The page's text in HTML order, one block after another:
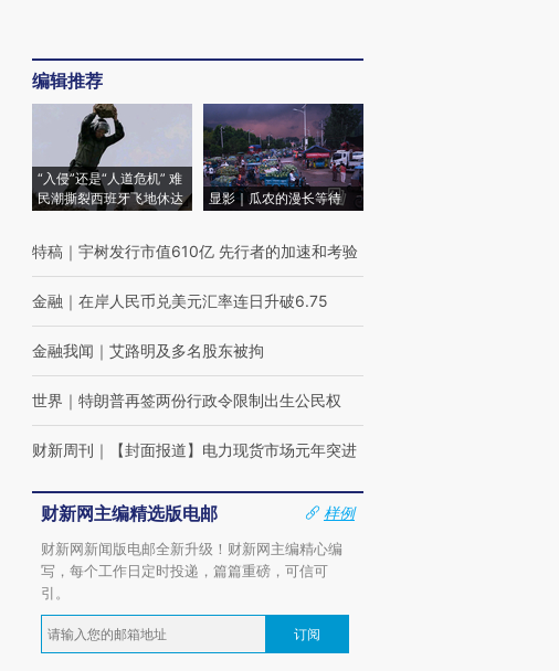
编辑推荐
“入侵”还是“人道危机” 难
民潮撕裂西班牙飞地休达
显影｜瓜农的漫长等待
特稿 ｜ 宇树发行市值610亿 先行者的加速和考验
金融 ｜ 在岸人民币兑美元汇率连日升破6.75
金融我闻 ｜ 艾路明及多名股东被拘
世界 ｜ 特朗普再签两份行政令限制出生公民权
财新周刊 ｜ 【封面报道】电力现货市场元年突进
财新网主编精选版电邮
样例
财新网新闻版电邮全新升级！财新网主编精心编
写，每个工作日定时投递，篇篇重磅，可信可
引。
订阅